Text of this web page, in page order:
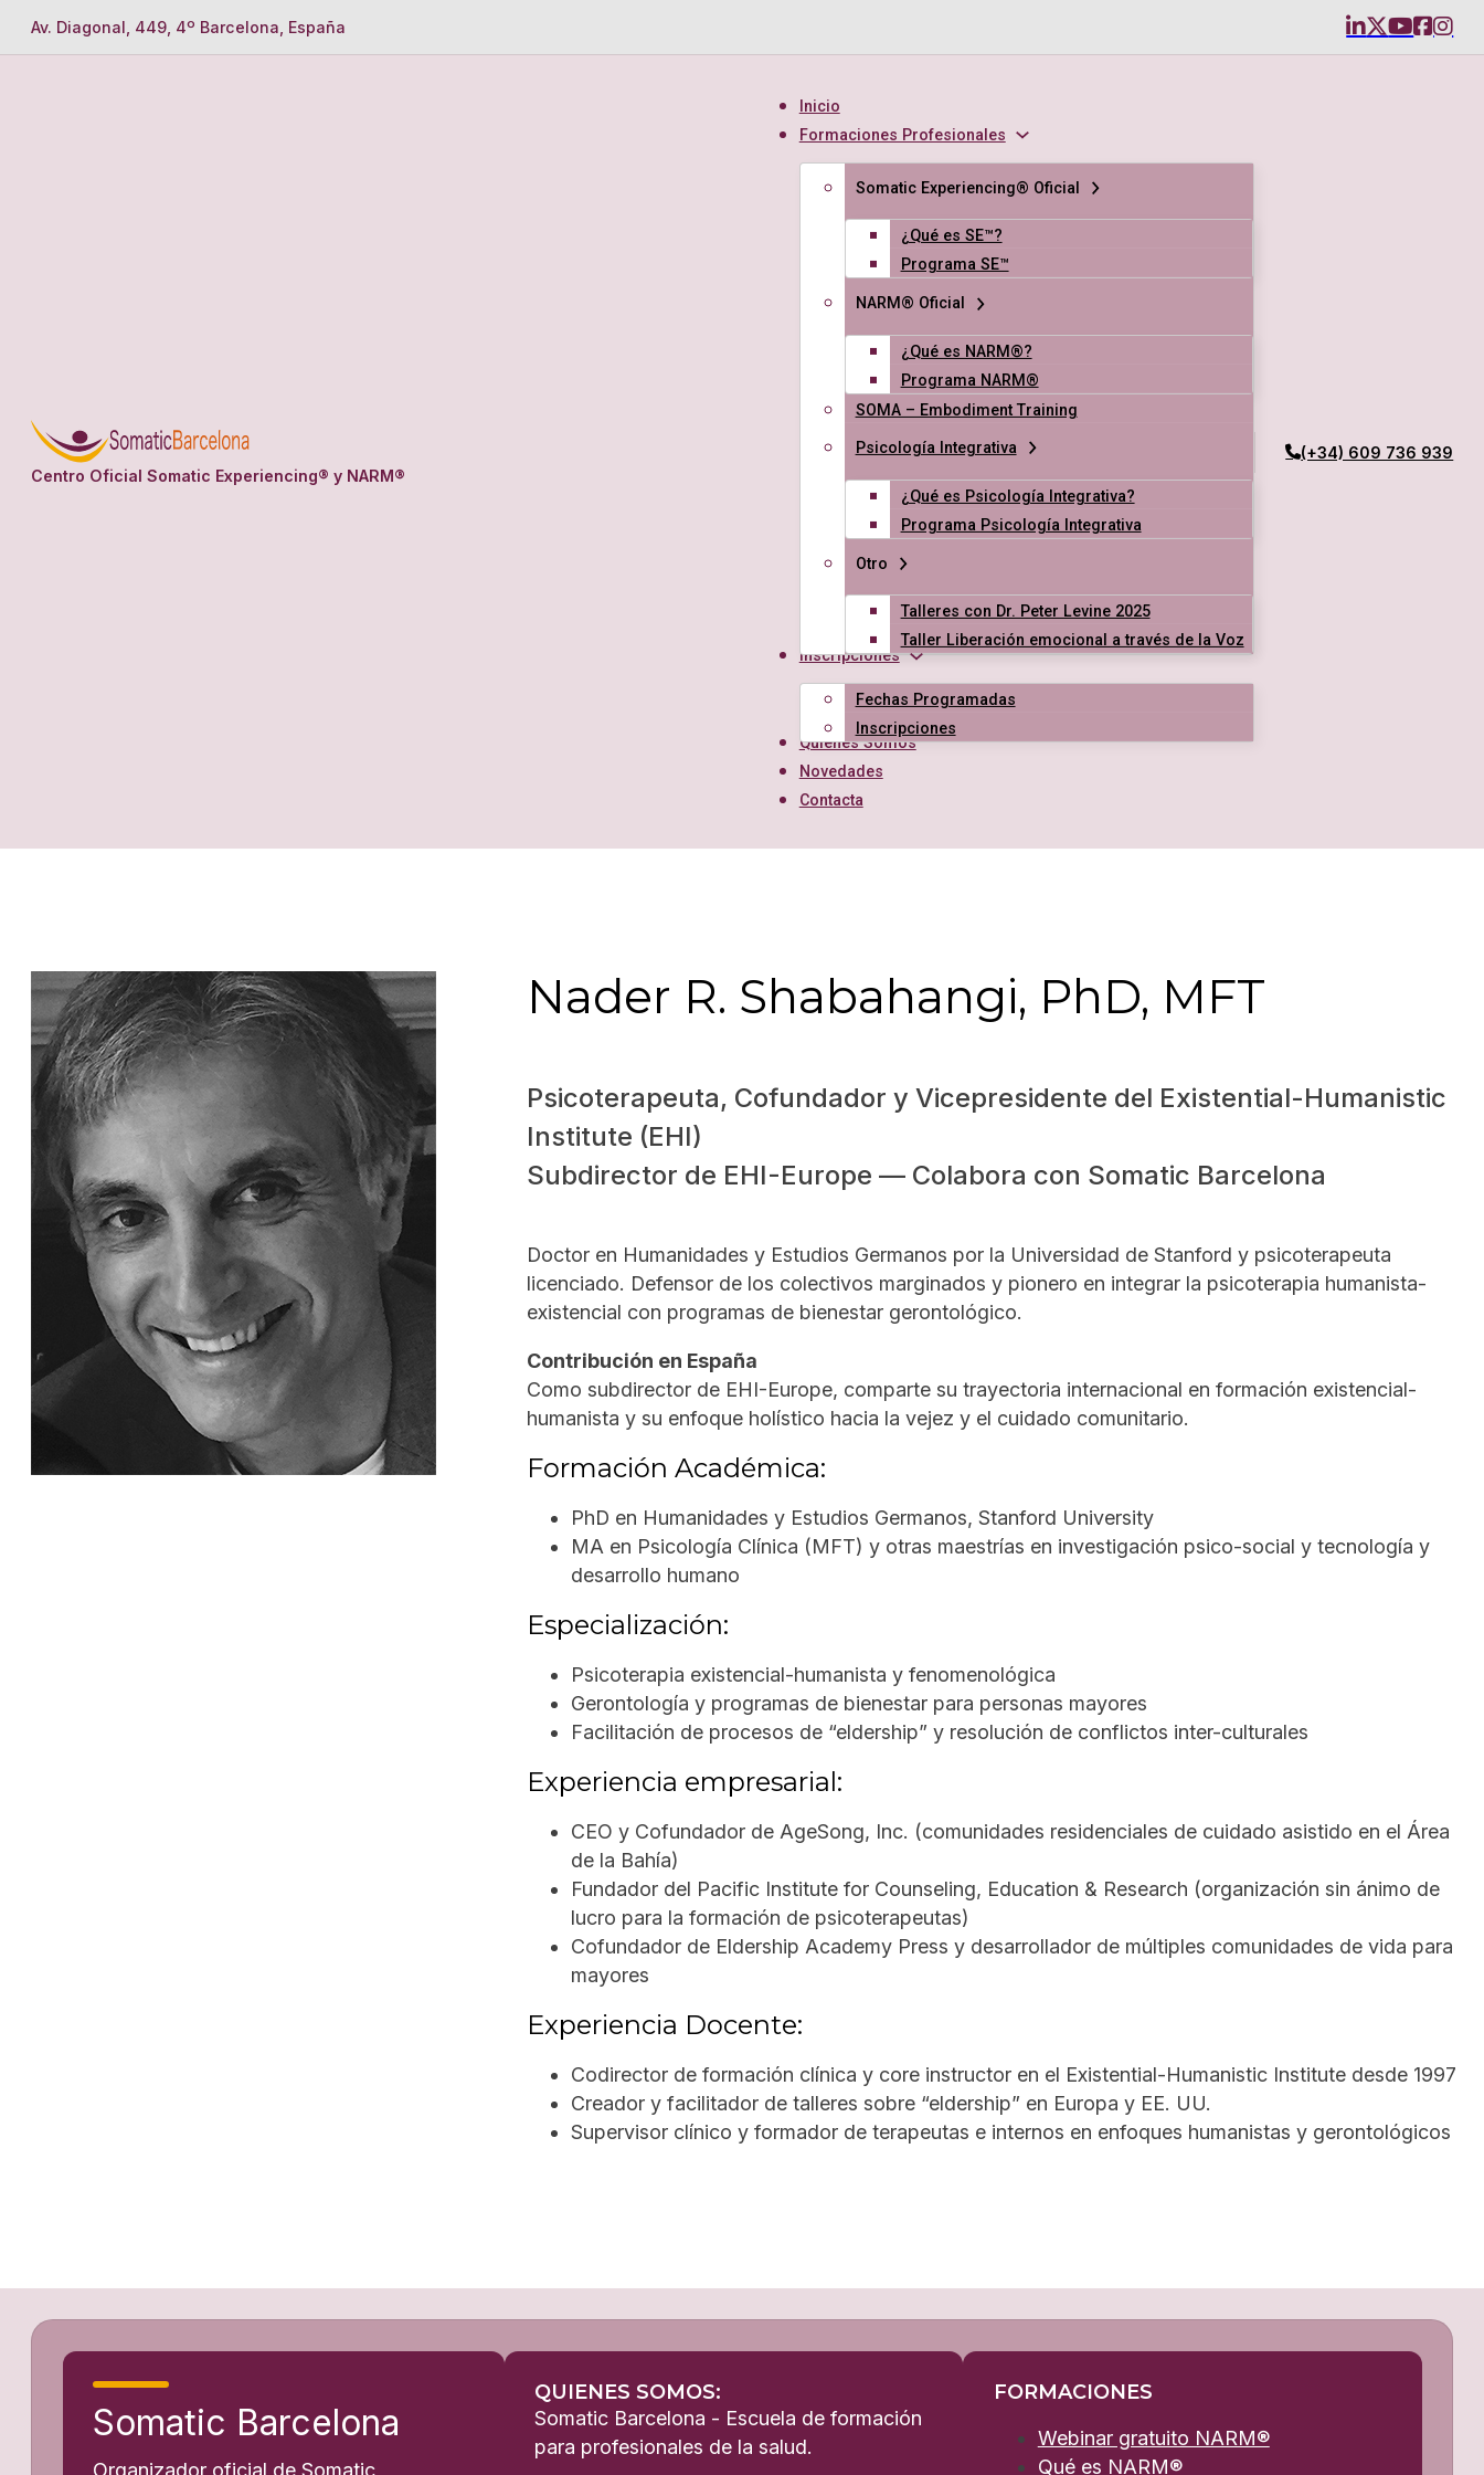
Av. Diagonal, 449, 4º Barcelona, España
Centro Oficial Somatic Experiencing® y NARM®
Inicio
Formaciones Profesionales
Somatic Experiencing® Oficial
¿Qué es SE™?
Programa SE™
NARM® Oficial
¿Qué es NARM®?
Programa NARM®
SOMA – Embodiment Training
Psicología Integrativa
¿Qué es Psicología Integrativa?
Programa Psicología Integrativa
Otro
Talleres con Dr. Peter Levine 2025
Taller Liberación emocional a través de la Voz
Inscripciones
Fechas Programadas
Inscripciones
Quiénes Somos
Novedades
Contacta
(+34) 609 736 939
Nader R. Shabahangi, PhD, MFT
Psicoterapeuta, Cofundador y Vicepresidente del Existential-Humanistic
Institute (EHI)
Subdirector de EHI-Europe — Colabora con Somatic Barcelona
Doctor en Humanidades y Estudios Germanos por la Universidad de Stanford y psicoterapeuta
licenciado. Defensor de los colectivos marginados y pionero en integrar la psicoterapia humanista-
existencial con programas de bienestar gerontológico.
Contribución en España
Como subdirector de EHI-Europe, comparte su trayectoria internacional en formación existencial-
humanista y su enfoque holístico hacia la vejez y el cuidado comunitario.
Formación Académica:
PhD en Humanidades y Estudios Germanos, Stanford University
MA en Psicología Clínica (MFT) y otras maestrías en investigación psico-social y tecnología y
desarrollo humano
Especialización:
Psicoterapia existencial-humanista y fenomenológica
Gerontología y programas de bienestar para personas mayores
Facilitación de procesos de “eldership” y resolución de conflictos inter-culturales
Experiencia empresarial:
CEO y Cofundador de AgeSong, Inc. (comunidades residenciales de cuidado asistido en el Área
de la Bahía)
Fundador del Pacific Institute for Counseling, Education & Research (organización sin ánimo de
lucro para la formación de psicoterapeutas)
Cofundador de Eldership Academy Press y desarrollador de múltiples comunidades de vida para
mayores
Experiencia Docente:
Codirector de formación clínica y core instructor en el Existential-Humanistic Institute desde 1997
Creador y facilitador de talleres sobre “eldership” en Europa y EE. UU.
Supervisor clínico y formador de terapeutas e internos en enfoques humanistas y gerontológicos
Somatic Barcelona
QUIENES SOMOS:
Somatic Barcelona - Escuela de formación
para profesionales de la salud.
FORMACIONES
Webinar gratuito NARM®
Qué es NARM®